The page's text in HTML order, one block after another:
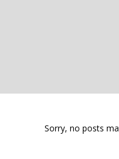
Sorry, no posts